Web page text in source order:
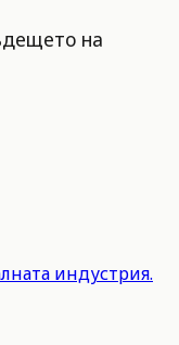
на
индустрия.